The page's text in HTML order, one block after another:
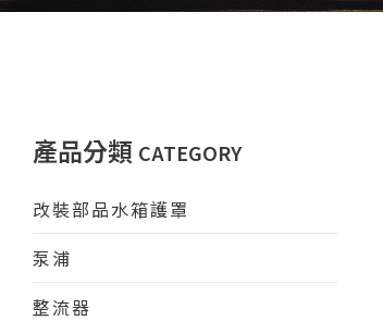
產品分類 CATEGORY
改裝部品水箱護罩
泵浦
整流器